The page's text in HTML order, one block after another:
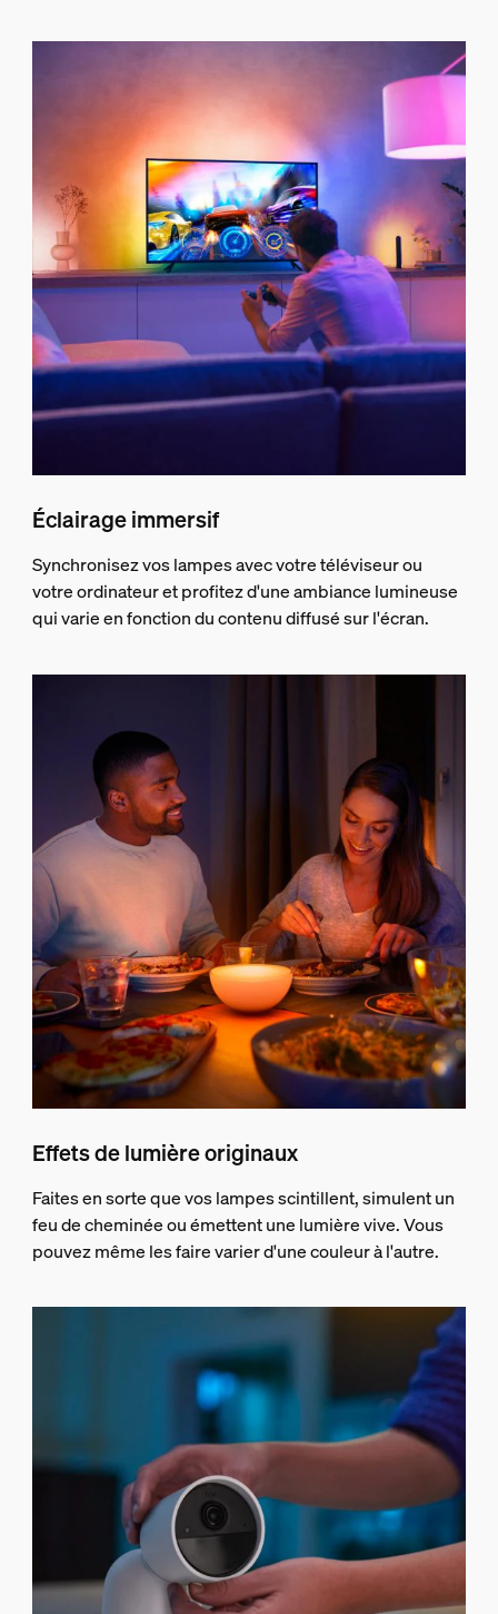
Éclairage immersif
Synchronisez vos lampes avec votre téléviseur ou
votre ordinateur et profitez d'une ambiance lumineuse
qui varie en fonction du contenu diffusé sur l'écran.
Effets de lumière originaux
Faites en sorte que vos lampes scintillent, simulent un
feu de cheminée ou émettent une lumière vive. Vous
pouvez même les faire varier d'une couleur à l'autre.